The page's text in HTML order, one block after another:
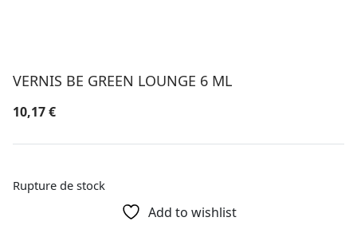
VERNIS BE GREEN LOUNGE 6 ML
10,17€
Rupture de stock
Add to wishlist